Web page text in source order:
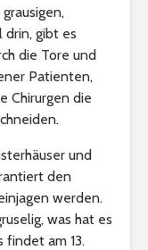
drin, gibt es
die Tore und
Patienten,
Chirurgen die
und
den
werden.
was hat es
findet am 13.